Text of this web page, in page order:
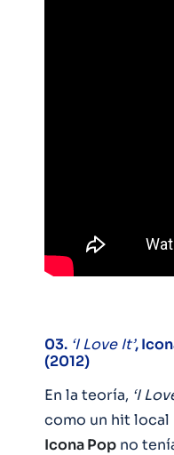
03. ‘I Love It’,
(2012)
En la teoría, ‘I
como un hit local
Icona Pop no